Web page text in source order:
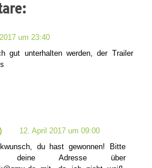
um 23:40
gut unterhalten werden, der Trailer
12. April 2017 um 09:00
du hast gewonnen! Bitte
Adresse über